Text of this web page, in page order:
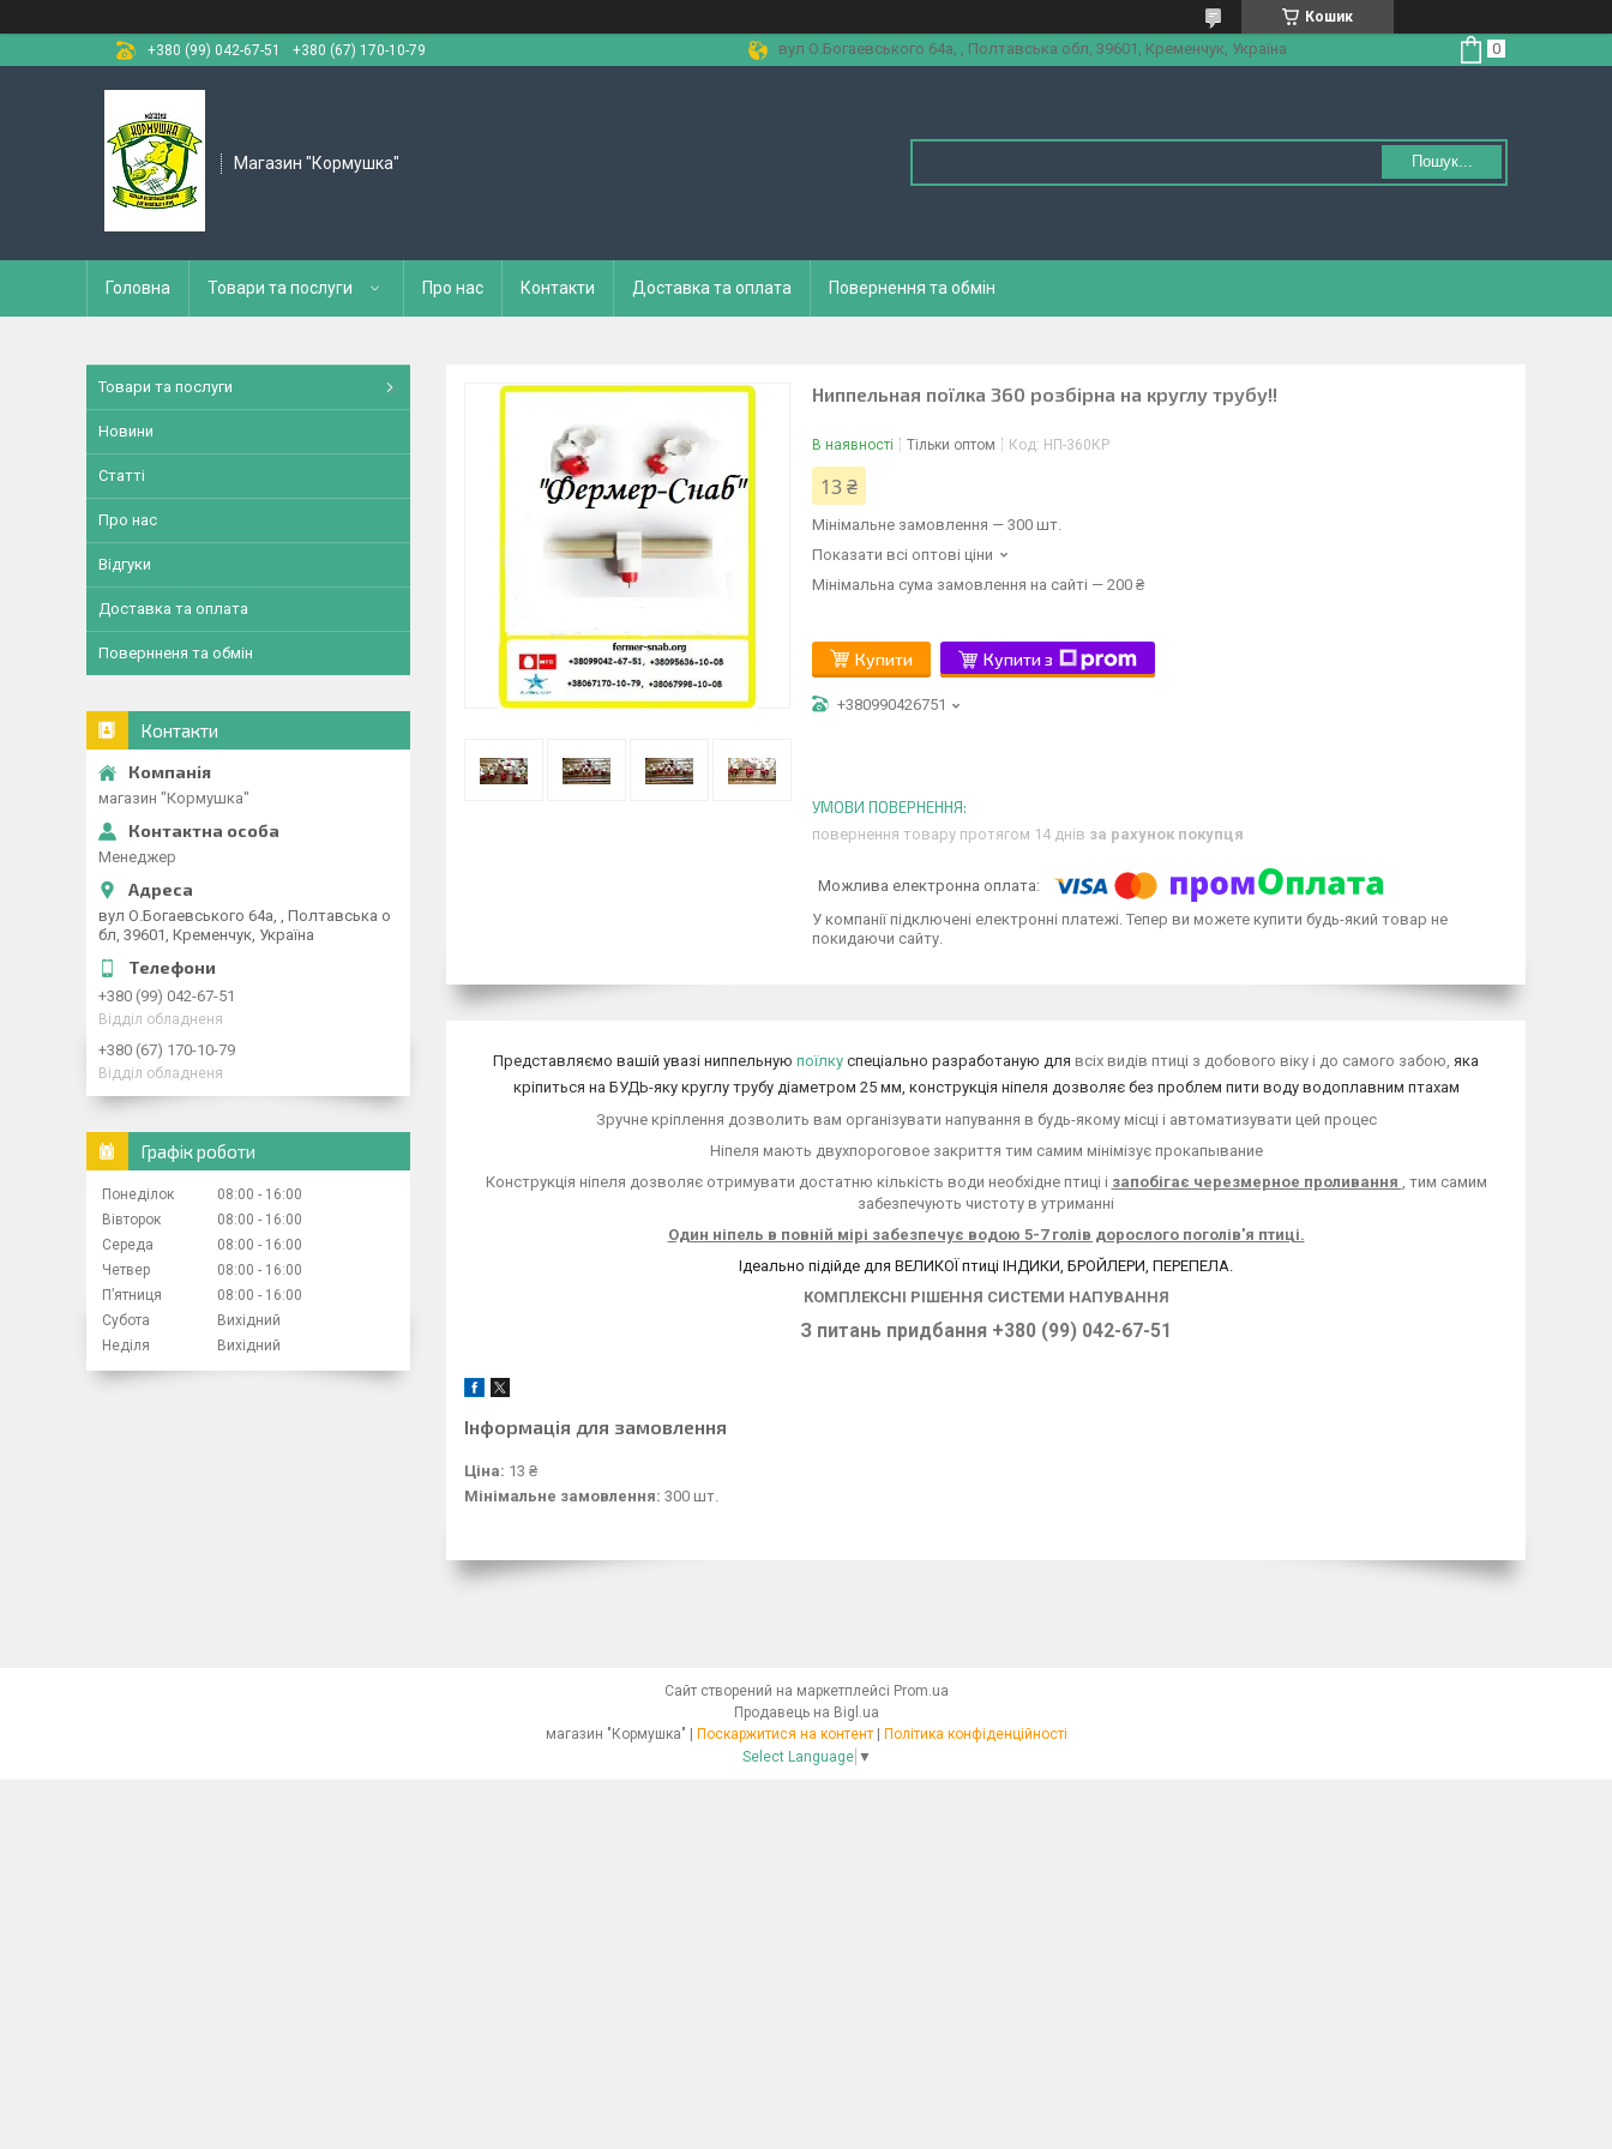
Кошик
+380 (99) 042-67-51
+380 (67) 170-10-79 вул О.Богаевського 64а, , Полтавська обл, 39601, Кременчук, Україна
Магазин "Кормушка" Пошук...
Головна Товари та послуги Про нас Контакти Доставка та оплата Повернення та обмін
Ниппельная поїлка 360 розбірна на круглу трубу!!
В наявності Тільки оптом Код: НП-360КР
13 ₴
Мінімальне замовлення — 300 шт.
Показати всі оптові ціни
Мінімальна сума замовлення на сайті — 200 ₴
Купити Купити з
+380990426751
повернення товару протягом 14 днів за рахунок покупця
У компанії підключені електронні платежі. Тепер ви можете купити будь-який товар не
покидаючи сайту.
Представляємо вашій увазі ниппельную поїлку спеціально разработаную для всіх видів птиці з добового віку і до самого забою, яка
кріпиться на БУДЬ-яку круглу трубу діаметром 25 мм, конструкція ніпеля дозволяє без проблем пити воду водоплавним птахам
Зручне кріплення дозволить вам організувати напування в будь-якому місці і автоматизувати цей процес
Ніпеля мають двухпороговое закриття тим самим мінімізує прокапывание
Конструкція ніпеля дозволяє отримувати достатню кількість води необхідне птиці і запобігає черезмерное проливання
, тим самим
забезпечують чистоту в утриманні
Один ніпель в повній мірі забезпечує водою 5-7 голів дорослого поголів'я птиці.
Ідеально підійде для ВЕЛИКОЇ птиці ІНДИКИ, БРОЙЛЕРИ, ПЕРЕПЕЛА.
КОМПЛЕКСНІ РІШЕННЯ СИСТЕМИ НАПУВАННЯ
З питань придбання +380 (99) 042-67-51
Інформація для замовлення
Ціна: 13 ₴
Мінімальне замовлення: 300 шт.
Товари та послуги
Новини
Статті
Про нас
Відгуки
Доставка та оплата
Повернненя та обмін
Контакти
магазин "Кормушка"
Менеджер
вул О.Богаевського 64а, , Полтавська о
бл, 39601, Кременчук, Україна
+380 (99) 042-67-51
Відділ обладненя
+380 (67) 170-10-79
Відділ обладненя
Графік роботи
Понеділок 08:00
16:00
Вівторок
08:00
16:00
Середа
08:00
16:00
Четвер
08:00
16:00
Пʼятниця
08:00
16:00
Субота
Вихідний
Неділя
Вихідний
Сайт створений на маркетплейсі Prom.ua
Продавець на Bigl.ua
магазин "Кормушка" | Поскаржитися на контент | Політика конфіденційності
Select Language ▼